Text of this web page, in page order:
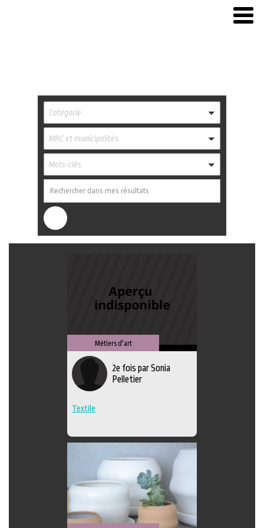
Catégorie
MRC et municipalités
Mots-clés
Métiers d'art
2e fois par Sonia
Pelletier
Textile